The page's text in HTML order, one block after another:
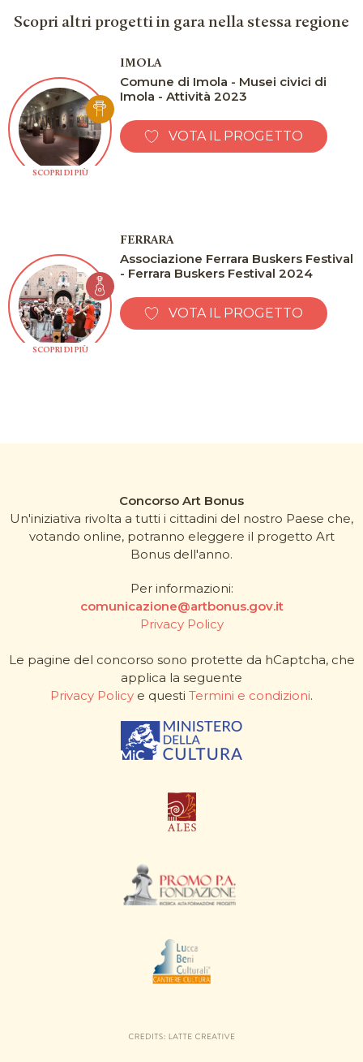
Scopri altri progetti in gara nella stessa regione
SCOPRI DI PIÙ
IMOLA
Comune di Imola - Musei civici di
Imola - Attività 2023
VOTA IL PROGETTO
SCOPRI DI PIÙ
FERRARA
Associazione Ferrara Buskers Festival
- Ferrara Buskers Festival 2024
VOTA IL PROGETTO
Concorso Art Bonus
Un'iniziativa rivolta a tutti i cittadini del nostro Paese che,
votando online, potranno eleggere il progetto Art
Bonus dell'anno.
Per informazioni:
comunicazione@artbonus.gov.it
Privacy Policy
Le pagine del concorso sono protette da hCaptcha, che
applica la seguente
Privacy Policy e questi Termini e condizioni.